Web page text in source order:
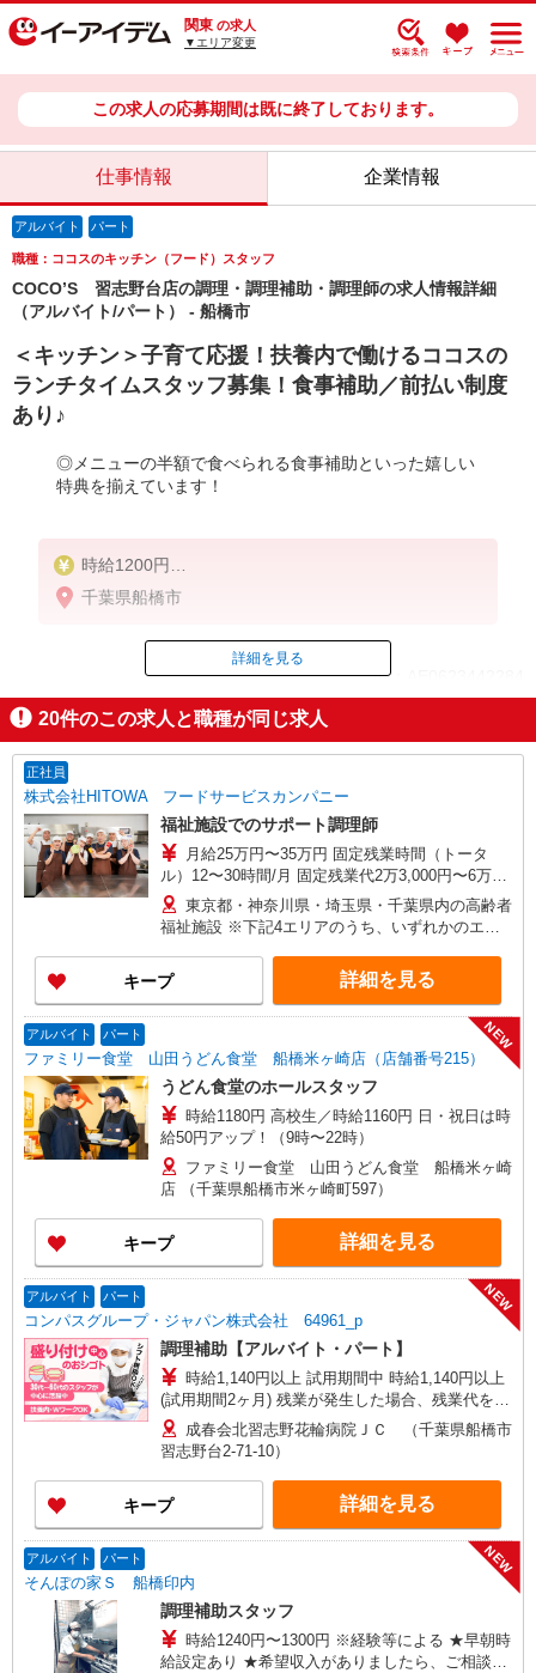
関東 の求人
▼エリア変更
この求人の応募期間は既に終了しております。
仕事情報 企業情報
アルバイト パート
職種：ココスのキッチン（フード）スタッフ
COCO’S 習志野台店の調理・調理補助・調理師の求人情報詳細
（アルバイト/パート） - 船橋市
＜キッチン＞子育て応援！扶養内で働けるココスの
ランチタイムスタッフ募集！食事補助／前払い制度
あり♪
◎メニューの半額で食べられる食事補助といった嬉しい
特典を揃えています！
時給1200円
※22:00〜翌5:00：時給1700円
※高校生時給1150円
土日祝は1時間当たり＋50円
■特別手当
早朝手当（5:00〜8:00）時給＋100円
千葉県船橋市
ID：AE0623442284
掲載期間終了
詳細を見る
20件のこの求人と職種が同じ求人
正社員
株式会社HITOWA フードサービスカンパニー
福祉施設でのサポート調理師
月給25万円〜35万円 固定残業時間（トータ
ル）12〜30時間/月 固定残業代2万3,000円〜6万
3,000円 超過分別途支給 ※給与は経験や前職給与
に応じて決定します。 賞与年2回
東京都・神奈川県・埼玉県・千葉県内の高齢者
福祉施設 ※下記4エリアのうち、いずれかのエリ
範囲は、お住まいやご希望を考慮して決定いたし
ますのでご相談ください。 ［1］東京エリア
… 八王子市、立川市、府中市、調布市、狛江市
［2］神奈川エリア …川崎市、横浜市青葉区
［3］千葉エリア … 千葉市緑区、船橋市、市原
市、木更津市、松戸市、柏市、流山市 ［4］埼玉
エリア … さいたま市大宮区、所沢市、入間
市、狭山市、和光市、朝霞市
キープ 詳細を見る
アルバイト パート
ファミリー食堂 山田うどん食堂 船橋米ヶ崎店（店舗番号215）
NEW
うどん食堂のホールスタッフ
時給1180円 高校生／時給1160円 日・祝日は時
給50円アップ！（9時〜22時）
ファミリー食堂 山田うどん食堂 船橋米ヶ崎
店 （千葉県船橋市米ヶ崎町597）
キープ 詳細を見る
アルバイト パート
コンパスグループ・ジャパン株式会社 64961_p
NEW
調理補助【アルバイト・パート】
時給1,140円以上 試用期間中 時給1,140円以上
(試用期間2ヶ月) 残業が発生した場合、残業代を1
分単位で別途支給します。
成春会北習志野花輪病院ＪＣ （千葉県船橋市
習志野台2-71-10）
キープ 詳細を見る
アルバイト パート
そんぽの家Ｓ 船橋印内
NEW
調理補助スタッフ
時給1240円〜1300円 ※経験等による ★早朝時
給設定あり ★希望収入がありましたら、ご相談い